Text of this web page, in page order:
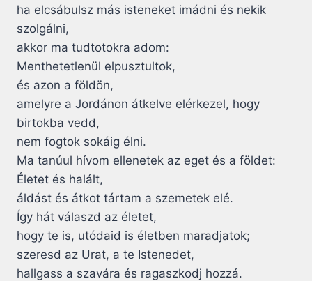
ha elcsábulsz más isteneket imádni és nekik
szolgálni,
akkor ma tudtotokra adom:
Menthetetlenül elpusztultok,
és azon a földön,
amelyre a Jordánon átkelve elérkezel, hogy
birtokba vedd,
nem fogtok sokáig élni.
Ma tanúul hívom ellenetek az eget és a földet:
Életet és halált,
áldást és átkot tártam a szemetek elé.
Így hát válaszd az életet,
hogy te is, utódaid is életben maradjatok;
szeresd az Urat, a te Istenedet,
hallgass a szavára és ragaszkodj hozzá.